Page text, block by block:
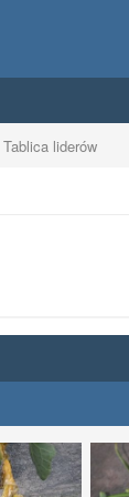
Tablica liderów